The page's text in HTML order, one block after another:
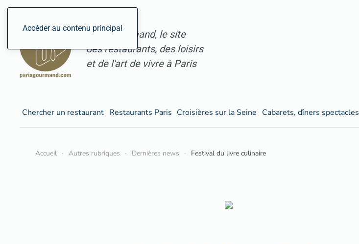
Accéder au contenu principal
ParisGourmand, le site
des restaurants, des loisirs
et de l'art de vivre à Paris
Chercher un restaurant Restaurants Paris Croisières sur la Seine Cabarets, dîners spectacles
Accueil Autres rubriques Dernières news Festival du livre culinaire